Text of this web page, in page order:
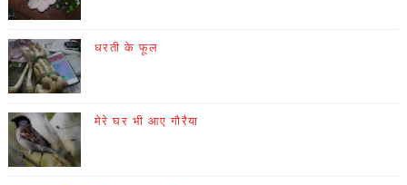
धरती के फूल
मेरे घर भी आए गौरैया